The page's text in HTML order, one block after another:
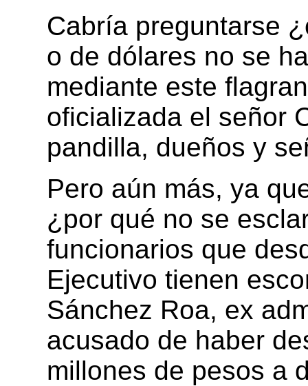
Cabría preguntarse
o de dólares no se
mediante este
oficializada el señor
pandilla, dueños y
Pero aún más, ya
¿por qué no se
funcionarios que
Ejecutivo tienen
Sánchez Roa, ex
acusado de haber
millones de pesos a